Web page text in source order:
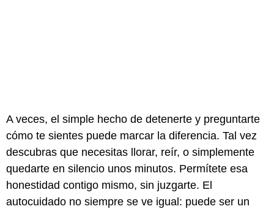
A veces, el simple hecho de detenerte y preguntarte
cómo te sientes puede marcar la diferencia. Tal vez
descubras que necesitas llorar, reír, o simplemente
quedarte en silencio unos minutos. Permítete esa
honestidad contigo mismo, sin juzgarte. El
autocuidado no siempre se ve igual: puede ser un